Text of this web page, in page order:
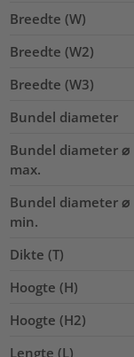
Breedte (W)
Breedte (W2)
Breedte (W3)
Bundel diameter
Bundel diameter ⌀
max.
Bundel diameter ⌀
min.
Dikte (T)
Hoogte (H)
Hoogte (H2)
Lengte (L)